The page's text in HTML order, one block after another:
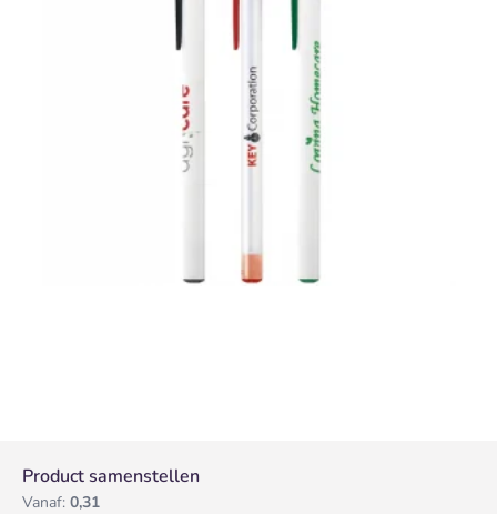
Product samenstellen
Vanaf: 0,31